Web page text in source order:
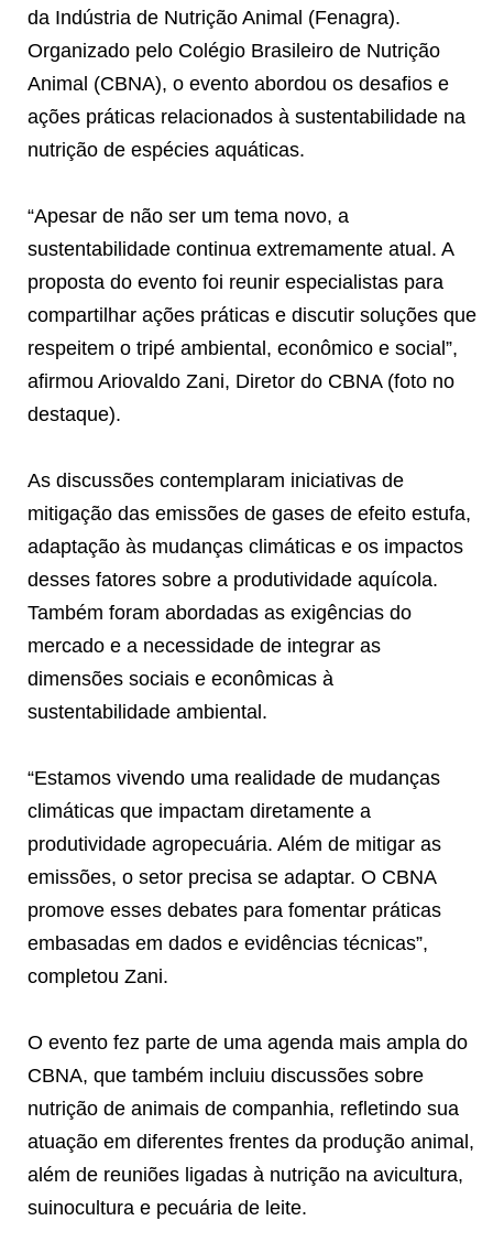
da Indústria de Nutrição Animal (Fenagra).
Organizado pelo Colégio Brasileiro de Nutrição
Animal (CBNA), o evento abordou os desafios e
ações práticas relacionados à sustentabilidade na
nutrição de espécies aquáticas.
“Apesar de não ser um tema novo, a
sustentabilidade continua extremamente atual. A
proposta do evento foi reunir especialistas para
compartilhar ações práticas e discutir soluções que
respeitem o tripé ambiental, econômico e social”,
afirmou Ariovaldo Zani, Diretor do CBNA (foto no
destaque).
As discussões contemplaram iniciativas de
mitigação das emissões de gases de efeito estufa,
adaptação às mudanças climáticas e os impactos
desses fatores sobre a produtividade aquícola.
Também foram abordadas as exigências do
mercado e a necessidade de integrar as
dimensões sociais e econômicas à
sustentabilidade ambiental.
“Estamos vivendo uma realidade de mudanças
climáticas que impactam diretamente a
produtividade agropecuária. Além de mitigar as
emissões, o setor precisa se adaptar. O CBNA
promove esses debates para fomentar práticas
embasadas em dados e evidências técnicas”,
completou Zani.
O evento fez parte de uma agenda mais ampla do
CBNA, que também incluiu discussões sobre
nutrição de animais de companhia, refletindo sua
atuação em diferentes frentes da produção animal,
além de reuniões ligadas à nutrição na avicultura,
suinocultura e pecuária de leite.